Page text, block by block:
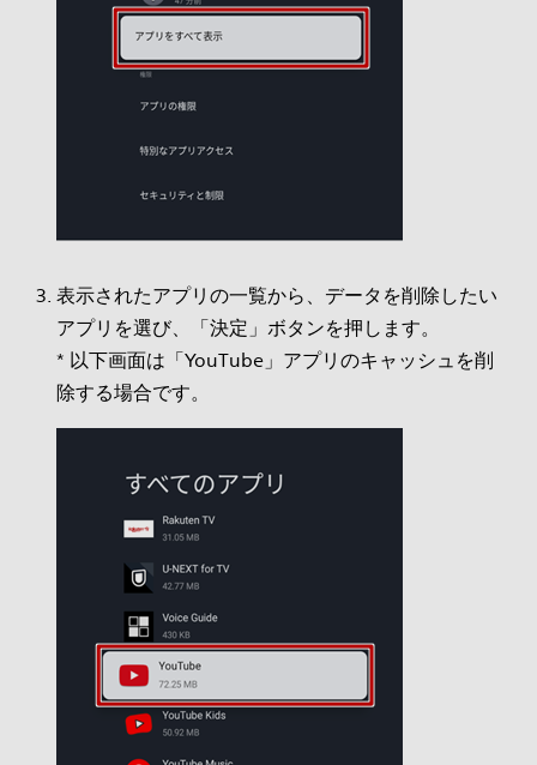
表示されたアプリの一覧から、データを削除したい
アプリを選び、「決定」ボタンを押します。
* 以下画面は「YouTube」アプリのキャッシュを削
除する場合です。